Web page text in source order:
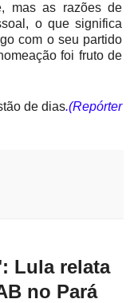
mas as razões de
o que significa
com o seu partido
foi fruto de
de dias.(Repórter
Lula relata
no Pará